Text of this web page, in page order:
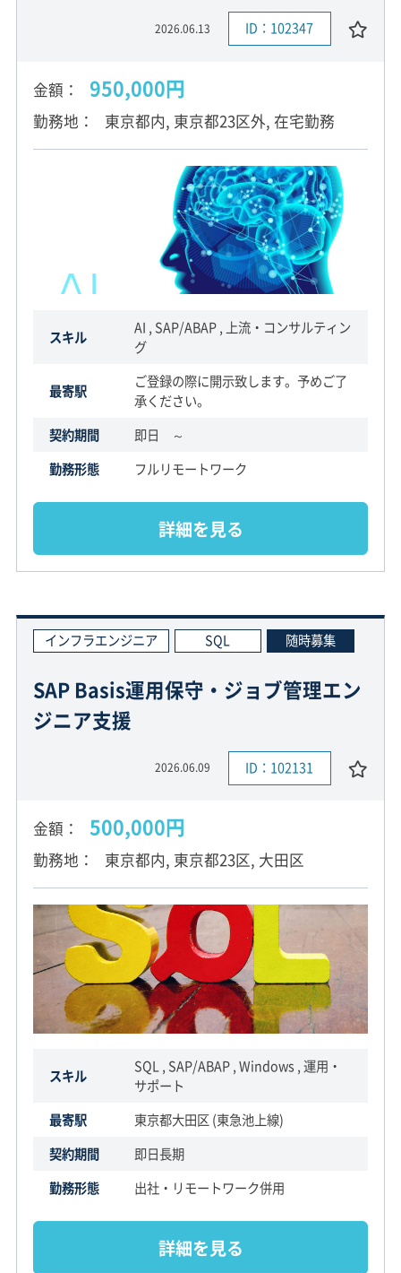
2026.06.13 ID：102347
金額 950,000円
勤務地 東京都内, 東京都23区外, 在宅勤務
スキル
AI , SAP/ABAP , 上流・コンサルティン
グ
最寄駅
ご登録の際に開示致します。予めご了
承ください。
契約期間
即日 ～
勤務形態
フルリモートワーク
詳細を見る
インフラエンジニア SQL 随時募集
SAP Basis運用保守・ジョブ管理エン
ジニア支援
2026.06.09 ID：102131
金額 500,000円
勤務地 東京都内, 東京都23区, 大田区
スキル
SQL , SAP/ABAP , Windows , 運用・
サポート
最寄駅
東京都大田区 (東急池上線)
契約期間
即日長期
勤務形態
出社・リモートワーク併用
詳細を見る